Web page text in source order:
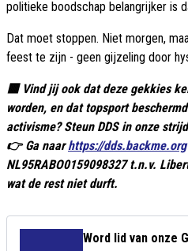
politieke boodschap belangrijker is
Dat moet stoppen. Niet morgen,
feest te zijn - geen gijzeling door
🟥 Vind jij ook dat deze gekkies
worden, en dat topsport
activisme? Steun DDS in onze
👉 Ga naarhttps://dds.backme.org
NL95RABO0159098327 t.n.v.
wat de rest niet durft.
Word lid van onze